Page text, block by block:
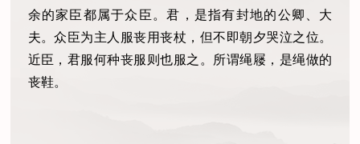
余的家臣都属于众臣。君，是指有封地的公卿、大
夫。众臣为主人服丧用丧杖，但不即朝夕哭泣之位。
近臣，君服何种丧服则也服之。所谓绳屦，是绳做的
丧鞋。